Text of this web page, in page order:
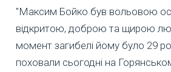
"Максим Бойко був вольовою
відкритою, доброю та щирою
момент загибелі йому було 29
поховали сьогодні на